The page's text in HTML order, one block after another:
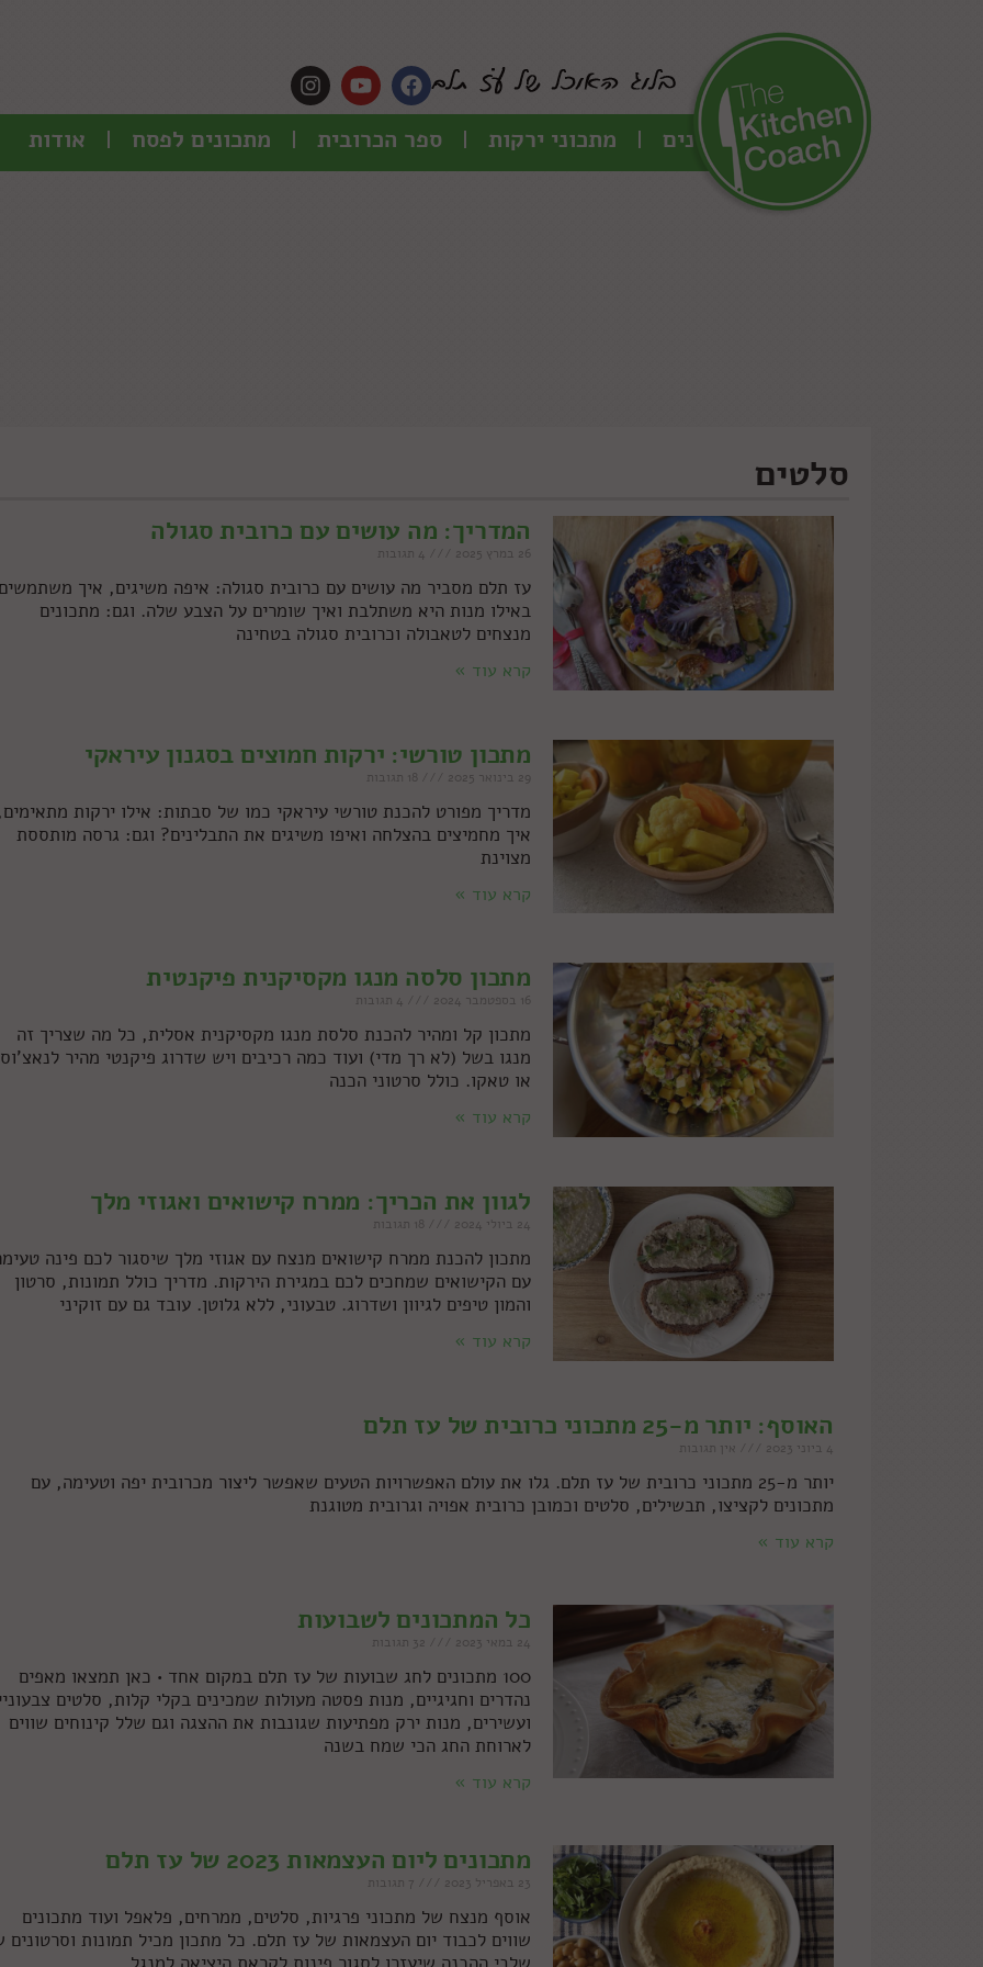
כל המתכונים מתכוני ירקות ספר הכרובית מתכונים לפסח אודות
סלטים
המדריך: מה עושים עם כרובית סגולה
26 במרץ 2025
עז תלם מסביר מה עושים עם כרובית סגולה: איפה משיגים, איך
באילו מנות היא משתלבת ואיך שומרים על הצבע שלה. וגם: מתכונים
מנצחים לטאבולה וכרובית סגולה בטחינה
קרא עוד »
מתכון טורשי: ירקות חמוצים בסגנון עיראקי
29 בינואר 2025
מדריך מפורט להכנת טורשי עיראקי כמו של סבתות: אילו ירקות
איך מחמיצים בהצלחה ואיפו משיגים את התבלינים? וגם: גרסה מותססת
מצוינת
קרא עוד »
מתכון סלסה מנגו מקסיקנית פיקנטית
16 בספטמבר 2024
מתכון קל ומהיר להכנת סלסת מנגו מקסיקנית אסלית, כל מה שצריך זה
מנגו בשל (לא רך מדי) ועוד כמה רכיבים ויש שדרוג פיקנטי מהיר לנאצ'וס
או טאקו. כולל סרטוני הכנה
קרא עוד »
לגוון את הכריך: ממרח קישואים ואגוזי מלך
24 ביולי 2024
מתכון להכנת ממרח קישואים מנצח עם אגוזי מלך שיסגור לכם פינה
עם הקישואים שמחכים לכם במגירת הירקות. מדריך כולל תמונות, סרטון
והמון טיפים לגיוון ושדרוג. טבעוני, ללא גלוטן. עובד גם עם זוקיני
קרא עוד »
האוסף: יותר מ-25 מתכוני כרובית של עז תלם
4 ביוני 2023 אין תגובות
יותר מ-25 מתכוני כרובית של עז תלם. גלו את עולם האפשרויות הטעים שאפשר ליצור מכרובית יפה וטעימה, עם
מתכונים לקציצו, תבשילים, סלטים וכמובן כרובית אפויה וגרובית מטוגנת
קרא עוד »
כל המתכונים לשבועות
24 במאי 2023
100 מתכונים לחג שבועות של עז תלם במקום אחד • כאן תמצאו מאפים
נהדרים וחגיגיים, מנות פסטה מעולות שמכינים בקלי קלות, סלטים
ועשירים, מנות ירק מפתיעות שגונבות את ההצגה וגם שלל קינוחים שווים
לארוחת החג הכי שמח בשנה
קרא עוד »
מתכונים ליום העצמאות 2023 של עז תלם
23 באפריל 2023
אוסף מנצח של מתכוני פרגיות, סלטים, ממרחים, פלאפל ועוד מתכונים
שווים לכבוד יום העצמאות של עז תלם. כל מתכון מכיל תמונות וסרטונים